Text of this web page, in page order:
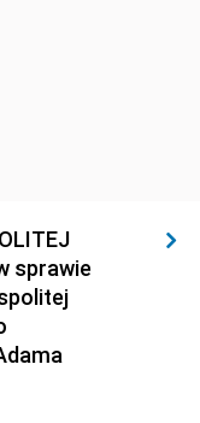
sprawie